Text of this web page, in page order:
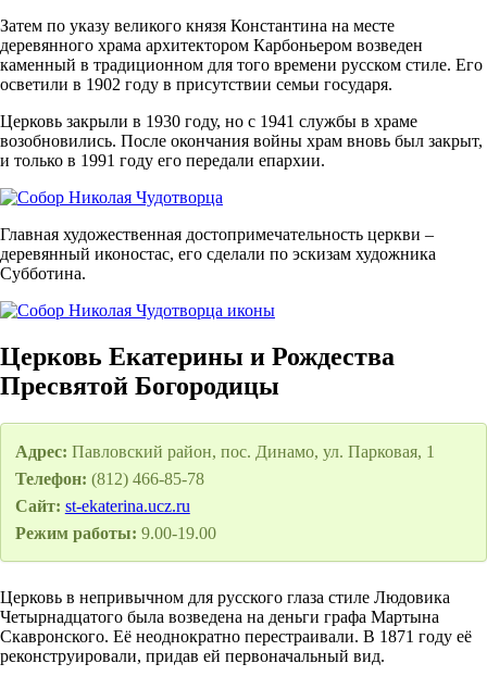
Затем по указу великого князя Константина на месте
деревянного храма архитектором Карбоньером возведен
каменный в традиционном для того времени русском стиле. Его
осветили в 1902 году в присутствии семьи государя.
Церковь закрыли в 1930 году, но с 1941 службы в храме
возобновились. После окончания войны храм вновь был закрыт,
и только в 1991 году его передали епархии.
Главная художественная достопримечательность церкви –
деревянный иконостас, его сделали по эскизам художника
Субботина.
Церковь Екатерины и Рождества
Пресвятой Богородицы
Адрес: Павловский район, пос. Динамо, ул. Парковая, 1
Телефон: (812) 466-85-78
Сайт: st-ekaterina.ucz.ru
Режим работы: 9.00-19.00
Церковь в непривычном для русского глаза стиле Людовика
Четырнадцатого была возведена на деньги графа Мартына
Скавронского. Её неоднократно перестраивали. В 1871 году её
реконструировали, придав ей первоначальный вид.